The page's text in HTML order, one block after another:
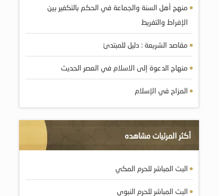
منهج أهل السنة والجماعة في الحكم بالتكفير بين
الإفراط والتفريط
مقاصد الشريعة : دليل للمبتدئ
منهاج الدعوة إلى الاسلام في العصر الحديث
المزاح في الإسلام
أكثر المرئيات مشاهده
البث المباشر للحرم المكي
البث المباشر للحرم النبوي